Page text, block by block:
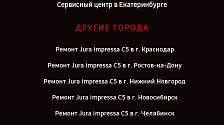
Сервисный центр в Екатеринбурге
ДРУГИЕ ГОРОДА
Ремонт Jura impressa С5 в г. Краснодар
Ремонт Jura impressa С5 в г. Ростов-на-Дону
Ремонт Jura impressa С5 в г. Нижний Новгород
Ремонт Jura impressa С5 в г. Новосибирск
Ремонт Jura impressa С5 в г. Челябинск